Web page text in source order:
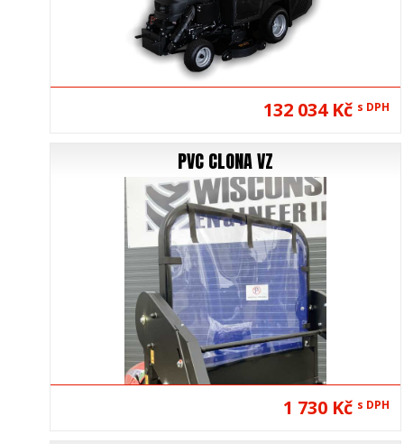
132 034 Kč s DPH
PVC CLONA VZ
1 730 Kč s DPH